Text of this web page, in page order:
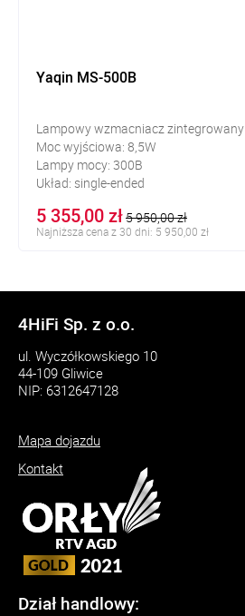
Yaqin MS-500B
Lampowy wzmacniacz zintegrowany
Moc wyjściowa: 8,5W
Lampy mocy: 300B
Układ: single-ended
5 355,00 zł5 950,00 zł
Najniższa cena z 30 dni: 5 950,00 zł
4HiFi Sp. z o.o.
ul. Wyczółkowskiego 10
44-109 Gliwice
NIP: 6312647128
Mapa dojazdu
Kontakt
Dział handlowy: